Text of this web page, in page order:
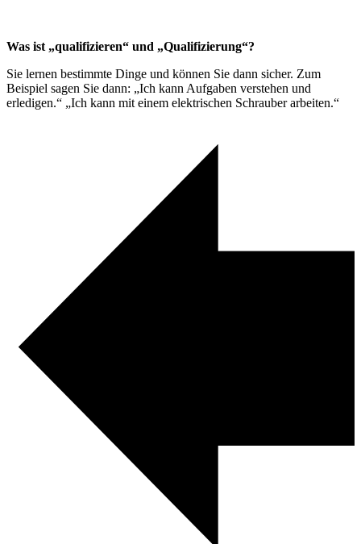
Was ist „qualifizieren“ und „Qualifizierung“?
Sie lernen bestimmte Dinge und können Sie dann sicher. Zum
Beispiel sagen Sie dann: „Ich kann Aufgaben verstehen und
erledigen.“ „Ich kann mit einem elektrischen Schrauber arbeiten.“